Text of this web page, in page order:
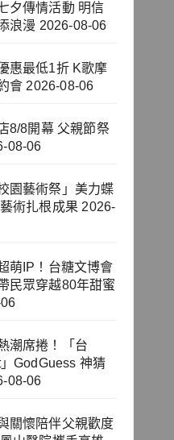
夕傳情活動 明信
浪漫 2026-08-06
惠最低1折 K歌摩
會 2026-08-06
8/8開幕 父親節祭
08-06
園藝術祭」美力蝶
術扎根成果 2026-
萌IP！台糖文博會
民眾穿越80年甜蜜
潮席捲！「台
GodGuess 神猜
08-06
關懷陪伴父親歡度